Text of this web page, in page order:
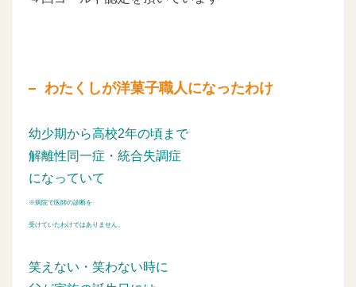
わたくしが洋菓子職人になったわけ
幼少期から高校2年の頃まで
解離性同一症・統合失調症
になっていて
※病院で医師の診断を
受けていたわけではありません。
笑えない・笑わない時に